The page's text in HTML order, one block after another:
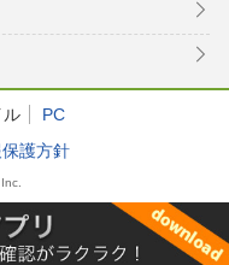
ル
PC
護方針